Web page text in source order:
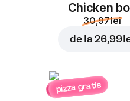
Chicken
30,97 lei
de la26,99
pizza gratis